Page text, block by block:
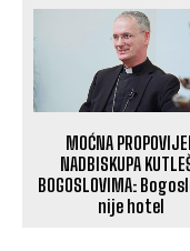
MOĆNA
NADBISKUPA
BOGOSLOVIMA:
nije hotel